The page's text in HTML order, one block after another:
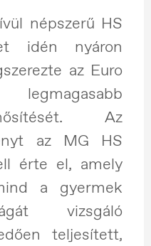
népszerű HS
idén nyáron
az Euro
Az
az MG HS
érte el, amely
a gyermek
vizsgáló
teljesített,